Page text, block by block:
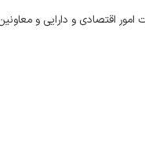
امور اقتصادی و دارایی و